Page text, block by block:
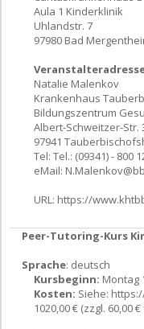
Aula 1 Kinderklinik
Uhlandstr. 7
97980 Bad
Natalie Malenkov
Krankenhaus
Bildungszentrum
Albert-Schweitzer-Str.
97941
Tel: Tel.: (09341) - 800
eMail:
URL: https://
Peer-Tutoring-Kurs
Sprache: deutsch
Kursbeginn: Montag
Kosten: Siehe:
1020,00 € (zzgl. 60,00